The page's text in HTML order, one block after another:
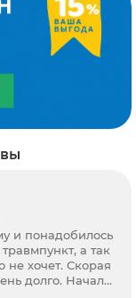
и понадобилось
а так
не хочет. Скорая
долго. Начали